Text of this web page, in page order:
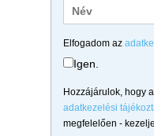
Elfogadom az
Igen.
Hozzájárulok, hogy
adatkezelési
megfelelően -